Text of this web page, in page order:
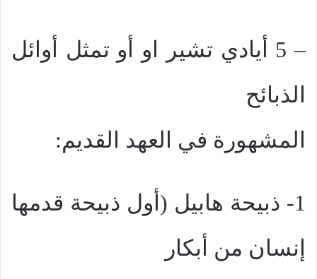
– 5 أيادي تشير او أو تمثل أوائل
الذبائح
المشهورة في العهد القديم:
1- ذبيحة هابيل (أول ذبيحة قدمها
إنسان من أبكار